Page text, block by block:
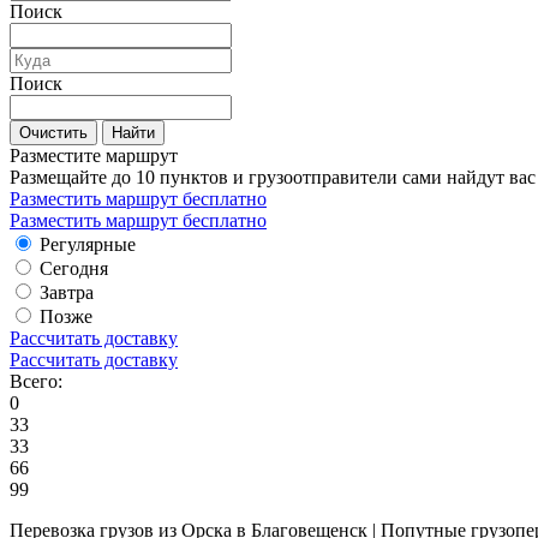
Поиск
Поиск
Очистить Найти
Разместите маршрут
Размещайте до 10 пунктов и грузоотправители сами найдут вас
Разместить маршрут бесплатно
Разместить маршрут бесплатно
Регулярные
Сегодня
Завтра
Позже
Рассчитать доставку
Рассчитать доставку
Всего:
0
33
33
66
99
Перевозка грузов из Орска в Благовещенск | Попутные